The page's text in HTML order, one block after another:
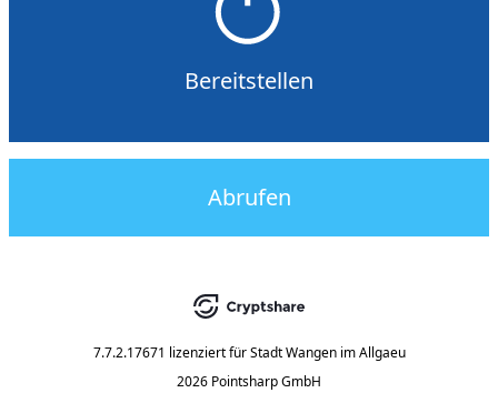
Bereitstellen
Abrufen
7.7.2.17671 lizenziert für Stadt Wangen im Allgaeu
2026 Pointsharp GmbH